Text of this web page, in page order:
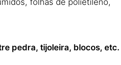
pedra, tijoleira, blocos, etc.